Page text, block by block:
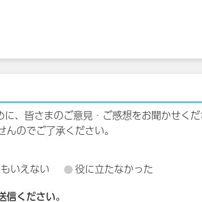
、皆さまのご意見・ご感想をお聞かせく
のでご了承ください。
いえない 役に立たなかった
信ください。